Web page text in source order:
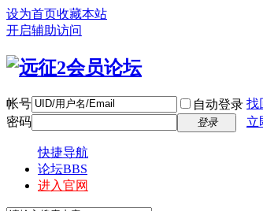
设为首页收藏本站
开启辅助访问
帐号 自动登录 找
密码
登录 立
快捷导航
论坛BBS
进入官网